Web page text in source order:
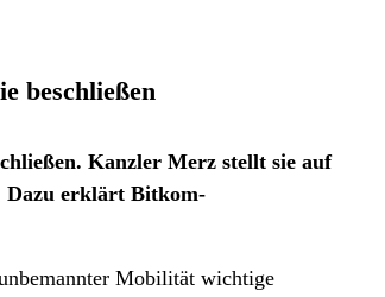
beschließen
Kanzler Merz stellt sie auf
Dazu erklärt Bitkom-
Mobilität wichtige